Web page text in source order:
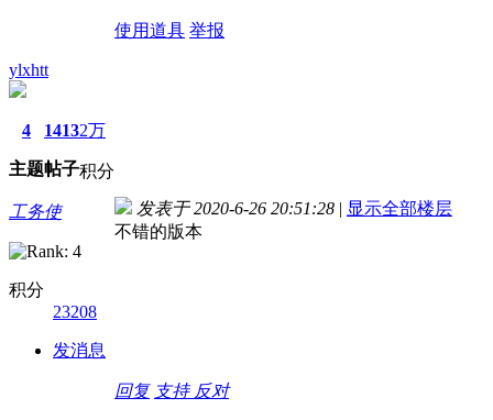
使用道具 举报
ylxhtt
4
主题
1413
帖子
2万
积分
工务使
积分
23208
发消息
发表于 2020-6-26 20:51:28 | 显示全部楼层
不错的版本
回复 支持 反对